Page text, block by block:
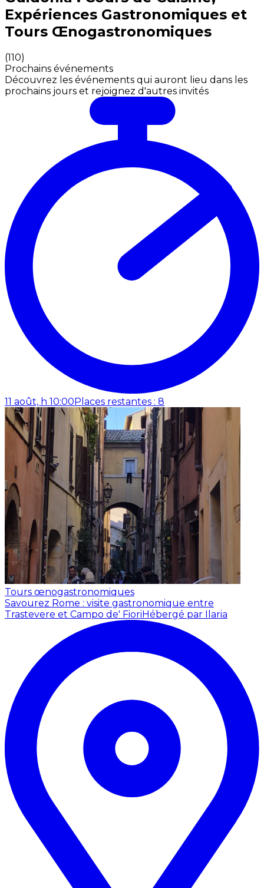
Expériences Gastronomiques et
Tours Œnogastronomiques
(110)
Prochains événements
Découvrez les événements qui auront lieu dans les
prochains jours et rejoignez d'autres invités
11 août, h 10:00 Places restantes : 8
Tours œnogastronomiques
Savourez Rome : visite gastronomique entre
Trastevere et Campo de' Fiori Hébergé par Ilaria